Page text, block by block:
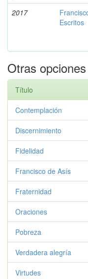
2017
Escritos
Otras
Título
Contemplación
Discernimiento
Fidelidad
Francisco de Asís
Fraternidad
Oraciones
Pobreza
Verdadera alegría
Virtudes